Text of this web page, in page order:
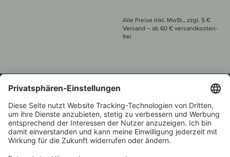
Alle Preise inkl. MwSt., zzgl. 5 €
Versand – ab 60 € versand­kosten­
frei
Beratung unter
+49 421 696 797-0
1.000 Winzer –
Über 7.000 Weine
Weinhändler
des Jahres 2022